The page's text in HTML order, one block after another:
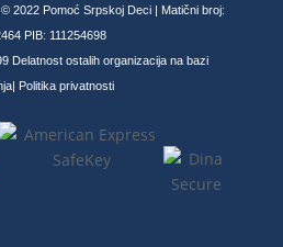
© 2022 Pomoć Srpskoj Deci | Matični broj:
PIB: 111254698
Delatnost ostalih organizacija na bazi
Politika privatnosti